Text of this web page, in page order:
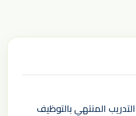
المنتهي بالتوظيف